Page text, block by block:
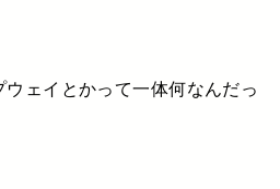
ェイとかって一体何なんだっ